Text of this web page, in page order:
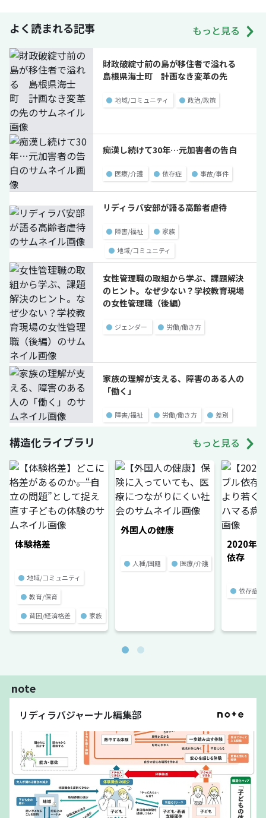
よく読まれる記事 もっと見る
財政破綻寸前の島が移住者で溢れる
島根県海士町 計画なき変革の先
● 地域/コミュニティ ● 政治/政策
痴漢し続けて30年…元加害者の告白
● 医療/介護 ● 依存症 ● 事故/事件
リディラバ安部が語る高齢者虐待
● 障害/福祉 ● 家族
● 地域/コミュニティ
女性管理職の取組から学ぶ、課題解決
のヒント。なぜ少ない？学校教育現場
の女性管理職（後編）
● ジェンダー ● 労働/働き方
家族の理解が支える、障害のある人の
「働く」
● 障害/福祉 ● 労働/働き方 ● 差別
構造化ライブラリ もっと見る
体験格差
● 地域/コミュニティ
● 教育/保育
● 貧困/経済格差 ● 家族
外国人の健康
● 人種/国籍 ● 医療/介護
2020年
依存
● 依存症
note
リディラバジャーナル編集部